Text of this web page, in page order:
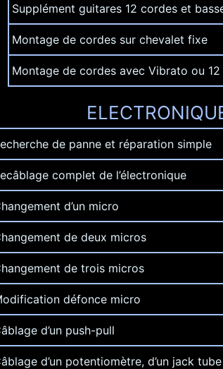
Supplément guitares 12 cordes et
Montage de cordes sur chevalet fixe
Montage de cordes avec Vibrato ou
de panne et réparation simple
complet de l’électronique
d’un micro
de deux micros
de trois micros
défonce micro
d’un push-pull
d’un potentiomètre, d’un jack